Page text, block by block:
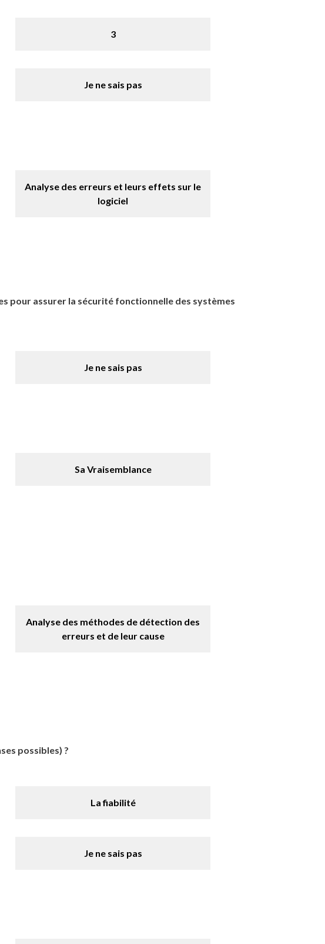
3
Je ne sais pas
Analyse des erreurs et leurs effets sur le
logiciel
pour assurer la sécurité fonctionnelle des systèmes
Je ne sais pas
Sa Vraisemblance
Analyse des méthodes de détection des
erreurs et de leur cause
possibles) ?
La fiabilité
Je ne sais pas